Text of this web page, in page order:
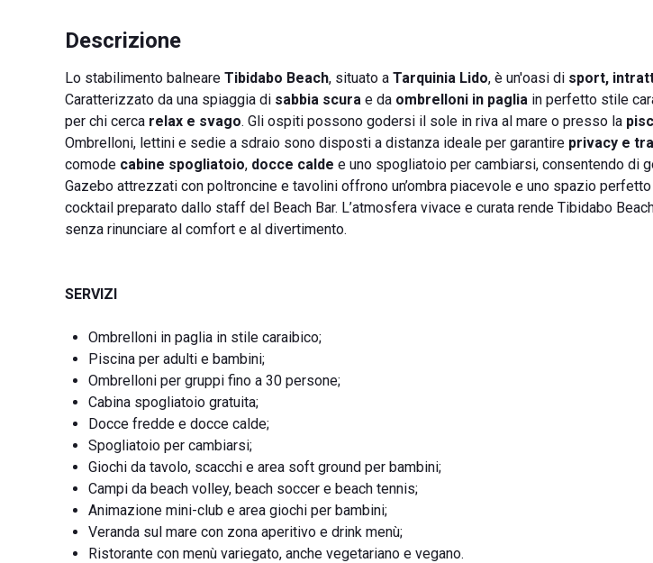
Descrizione
Lo stabilimento balneare Tibidabo Beach, situato a Tarquinia Lido, è un'oasi di sport,
Caratterizzato da una spiaggia di sabbia scura e da ombrelloni in paglia in perfetto stile
per chi cerca relax e svago. Gli ospiti possono godersi il sole in riva al mare o presso la
Ombrelloni, lettini e sedie a sdraio sono disposti a distanza ideale per garantire privacy e
comode cabine spogliatoio, docce calde e uno spogliatoio per cambiarsi, consentendo di
Gazebo attrezzati con poltroncine e tavolini offrono un’ombra piacevole e uno spazio
cocktail preparato dallo staff del Beach Bar. L’atmosfera vivace e curata rende Tibidabo
senza rinunciare al comfort e al divertimento.
SERVIZI
Ombrelloni in paglia in stile caraibico;
Piscina per adulti e bambini;
Ombrelloni per gruppi fino a 30 persone;
Cabina spogliatoio gratuita;
Docce fredde e docce calde;
Spogliatoio per cambiarsi;
Giochi da tavolo, scacchi e area soft ground per bambini;
Campi da beach volley, beach soccer e beach tennis;
Animazione mini-club e area giochi per bambini;
Veranda sul mare con zona aperitivo e drink menù;
Ristorante con menù variegato, anche vegetariano e vegano.